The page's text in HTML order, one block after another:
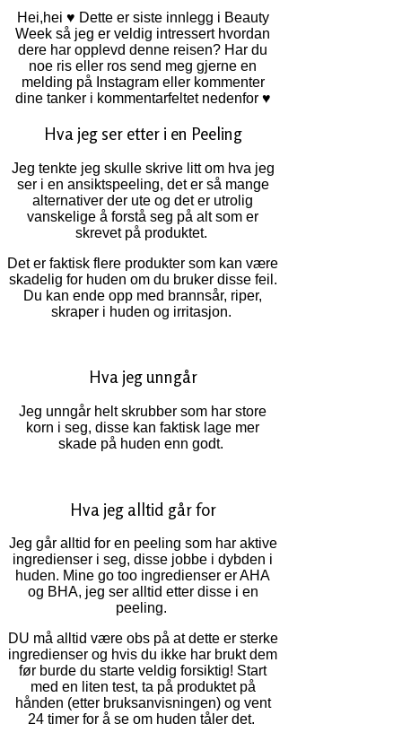
Hei,hei ♥ Dette er siste innlegg i Beauty
Week så jeg er veldig intressert hvordan
dere har opplevd denne reisen? Har du
noe ris eller ros send meg gjerne en
melding på Instagram eller kommenter
dine tanker i kommentarfeltet nedenfor ♥
Hva jeg ser etter i en Peeling
Jeg tenkte jeg skulle skrive litt om hva jeg
ser i en ansiktspeeling, det er så mange
alternativer der ute og det er utrolig
vanskelige å forstå seg på alt som er
skrevet på produktet.
Det er faktisk flere produkter som kan være
skadelig for huden om du bruker disse feil.
Du kan ende opp med brannsår, riper,
skraper i huden og irritasjon.
Hva jeg unngår
Jeg unngår helt skrubber som har store
korn i seg, disse kan faktisk lage mer
skade på huden enn godt.
Hva jeg alltid går for
Jeg går alltid for en peeling som har aktive
ingredienser i seg, disse jobbe i dybden i
huden. Mine go too ingredienser er AHA
og BHA, jeg ser alltid etter disse i en
peeling.
DU må alltid være obs på at dette er sterke
ingredienser og hvis du ikke har brukt dem
før burde du starte veldig forsiktig! Start
med en liten test, ta på produktet på
hånden (etter bruksanvisningen) og vent
24 timer for å se om huden tåler det.